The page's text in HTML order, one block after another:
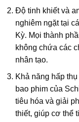
Độ tinh khiết và
nghiêm ngặt tại
Kỳ. Mọi thành
không chứa các
nhân tạo.
Khả năng hấp
bao phim của
tiêu hóa và giải
thiết, giúp cơ thể